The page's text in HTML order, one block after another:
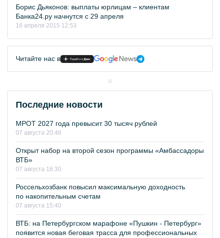
Борис Дьяконов: выплаты юрлицам – клиентам
Банка24.ру начнутся с 29 апреля
16 апреля 2015 12:53
Читайте нас в
Последние новости
МРОТ 2027 года превысит 30 тысяч рублей
07 августа 20:46
Открыт набор на второй сезон программы «Амбассадоры
ВТБ»
07 августа 16:30
Россельхозбанк повысил максимальную доходность
по накопительным счетам
07 августа 15:40
ВТБ: на Петербургском марафоне «Пушкин - Петербург»
появится новая беговая трасса для профессиональных